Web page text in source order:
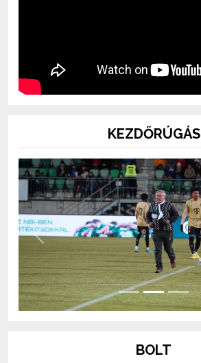
KEZDŐRÚGÁS
Previous
BOLT